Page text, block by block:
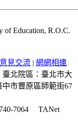
Education, R.O.C.
意見交流 | 網網相連
臺北院區：臺北市大
中市豐原區師範街67
7064
TANet